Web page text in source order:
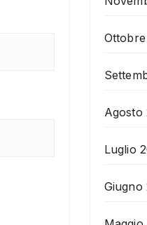
Agosto
Luglio
Giugno